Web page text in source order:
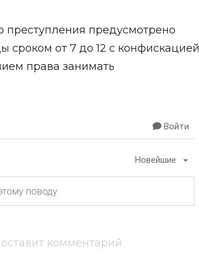
предусмотрено
сроком от 7 до 12 с конфискацией
права занимать
Войти
Новейшие
комментарий